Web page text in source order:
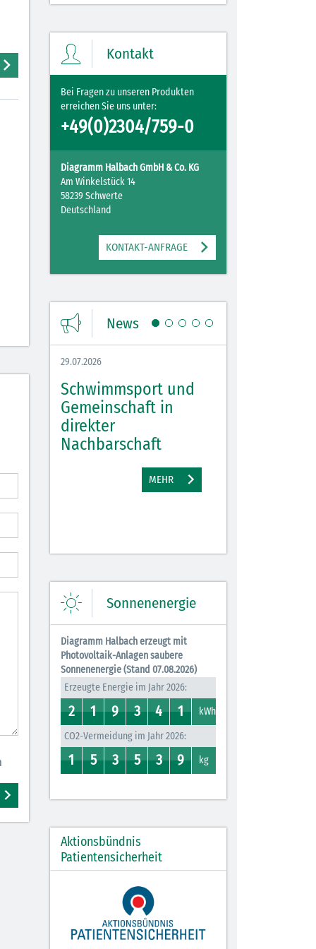
Kontakt
Bei Fragen zu unseren Produkten
erreichen Sie uns unter:
+49(0)2304/759-0
Diagramm Halbach GmbH & Co. KG
Am Winkelstück 14
58239 Schwerte
Deutschland
KONTAKT-ANFRAGE
News
29.07.2026
Schwimmsport und
Gemeinschaft in
direkter
Nachbarschaft
MEHR
Sonnenenergie
Diagramm Halbach erzeugt mit
Photovoltaik-Anlagen saubere
Sonnenenergie (Stand 07.08.2026)
Erzeugte Energie im Jahr 2026:
1
2
2 0
1
1 8
9
9 7
3
3 0
4
4 0
1
1 kWh
CO2-Vermeidung im Jahr 2026:
0
1
1 4
5
5 2
3
3 0
5
5 0
3
3 0
9
9 kg
Aktionsbündnis
Patientensicherheit